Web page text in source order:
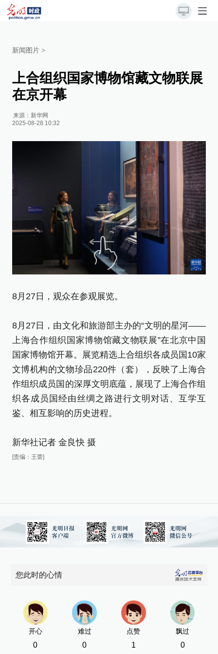
新闻图片 >
上合组织国家博物馆藏文物联展
在京开幕
来源： 新华网
2025-08-28 10:32
8月27日，观众在参观展览。
8月27日，由文化和旅游部主办的“文明的星河——
上海合作组织国家博物馆藏文物联展”在北京中国
国家博物馆开幕。展览精选上合组织各成员国10家
文博机构的文物珍品220件（套），反映了上海合
作组织成员国的深厚文明底蕴，展现了上海合作组
织各成员国经由丝绸之路进行文明对话、互学互
鉴、相互影响的历史进程。
新华社记者 金良快 摄
[责编：王蕾]
您此时的心情
开心
0
难过
0
点赞
1
飘过
0